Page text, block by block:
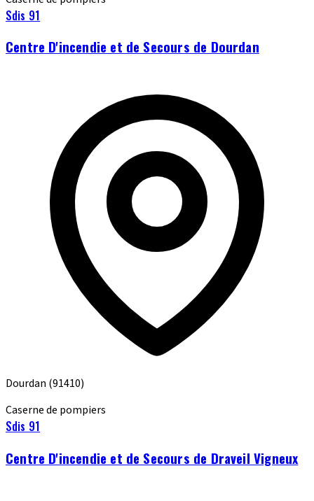
Sdis 91
Centre D'incendie et de Secours de Dourdan
Dourdan (91410)
Caserne de pompiers
Sdis 91
Centre D'incendie et de Secours de Draveil Vigneux